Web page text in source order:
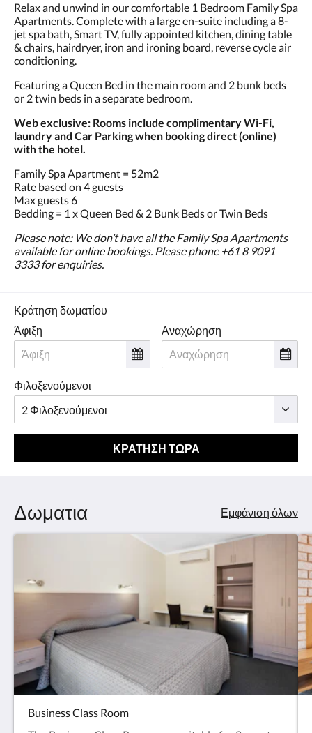
Relax and unwind in our comfortable 1 Bedroom Family Spa
Apartments. Complete with a large en-suite including a 8-
jet spa bath, Smart TV, fully appointed kitchen, dining table
& chairs, hairdryer, iron and ironing board, reverse cycle air
conditioning.
Featuring a Queen Bed in the main room and 2 bunk beds
or 2 twin beds in a separate bedroom.
Web exclusive: Rooms include complimentary Wi-Fi,
laundry and Car Parking when booking direct (online)
with the hotel.
Family Spa Apartment = 52m2
Rate based on 4 guests
Max guests 6
Bedding = 1 x Queen Bed & 2 Bunk Beds or Twin Beds
Please note: We don’t have all the Family Spa Apartments
available for online bookings. Please phone +61 8 9091
3333 for enquiries.
Κράτηση δωματίου
Άφιξη
Αναχώρηση
Φιλοξενούμενοι
ΚΡΆΤΗΣΗ ΤΏΡΑ
Δωματια Εμφάνιση όλων
Business Class Room